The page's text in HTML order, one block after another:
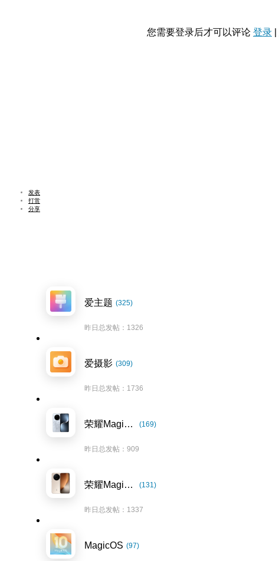
您需要登录后才可以评论 登录
发表
打赏
分享
爱主题 (325)
昨日总发帖：1326
爱摄影 (309)
昨日总发帖：1736
荣耀Magic7系列 (169)
昨日总发帖：909
荣耀Magic8系列 (131)
昨日总发帖：1337
MagicOS (97)